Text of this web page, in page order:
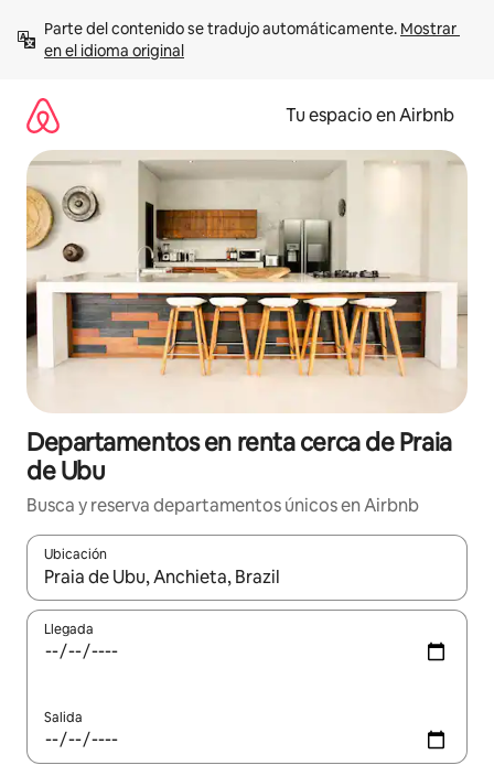
contenido
Parte del contenido se tradujo automáticamente. Mostrar
en el idioma original
Tu espacio en Airbnb
Departamentos en renta cerca de Praia
de Ubu
Busca y reserva departamentos únicos en Airbnb
Ubicación
Cuando los resultados estén disponibles, podrás navegar
Llegada
Salida